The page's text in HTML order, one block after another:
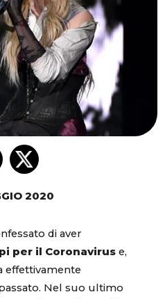
2020
di aver
per il Coronavirus e,
effettivamente
Nel suo ultimo